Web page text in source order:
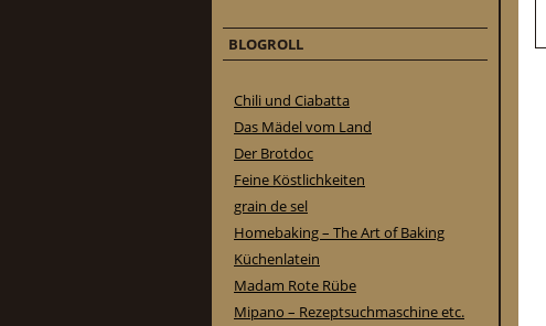
BLOGROLL
Chili und Ciabatta
Das Mädel vom Land
Der Brotdoc
Feine Köstlichkeiten
grain de sel
Homebaking – The Art of Baking
Küchenlatein
Madam Rote Rübe
Mipano – Rezeptsuchmaschine etc.